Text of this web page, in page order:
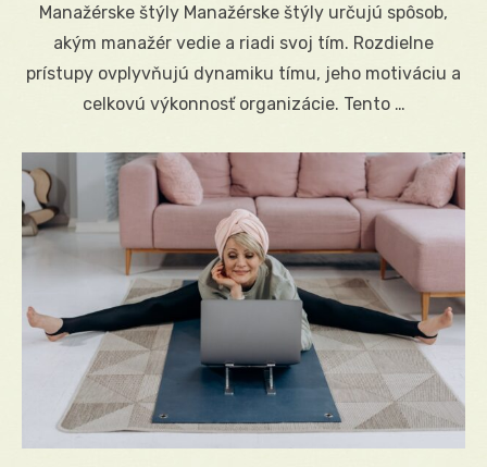
Manažérske štýly Manažérske štýly určujú spôsob,
akým manažér vedie a riadi svoj tím. Rozdielne
prístupy ovplyvňujú dynamiku tímu, jeho motiváciu a
celkovú výkonnosť organizácie. Tento …